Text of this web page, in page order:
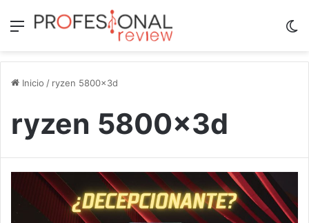
Menú
Inicio / ryzen 5800x3d
ryzen 5800x3d